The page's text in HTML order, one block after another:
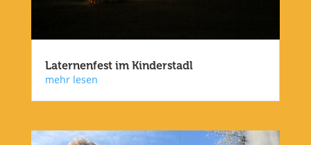
Laternenfest im Kinderstadl
mehr lesen